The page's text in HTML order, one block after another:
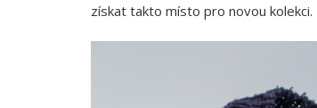
získat takto místo pro novou kolekci.